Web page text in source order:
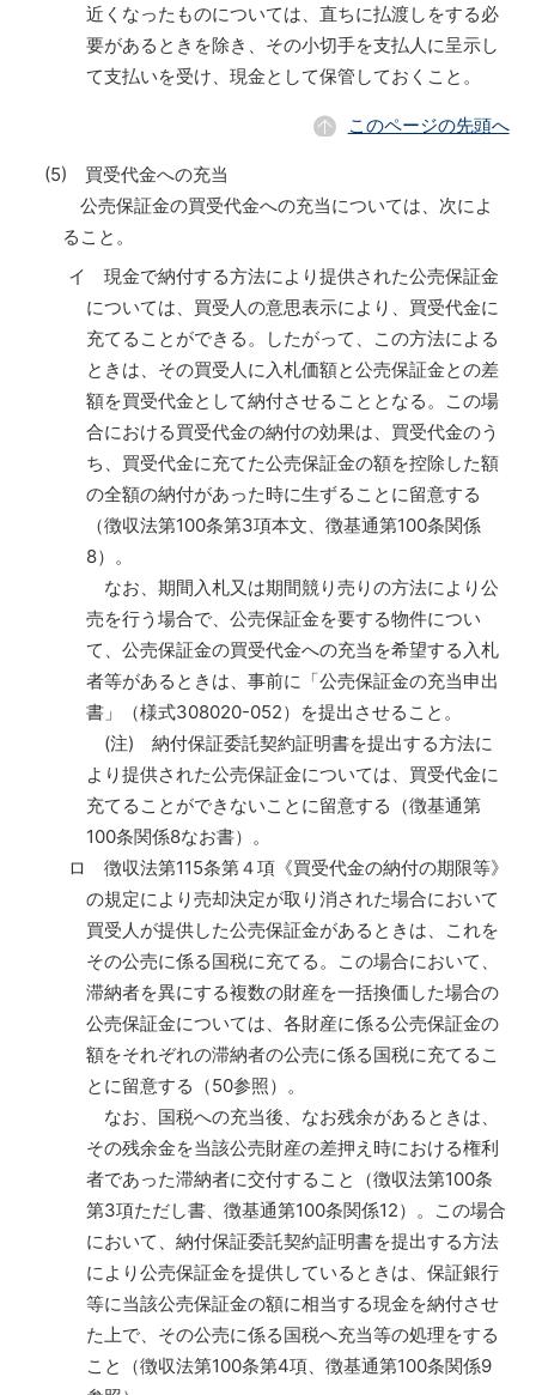
近くなったものについては、直ちに払渡しをする必
要があるときを除き、その小切手を支払人に呈示し
て支払いを受け、現金として保管しておくこと。
このページの先頭へ
(5) 買受代金への充当
公売保証金の買受代金への充当については、次によ
ること。
イ 現金で納付する方法により提供された公売保証金
については、買受人の意思表示により、買受代金に
充てることができる。したがって、この方法による
ときは、その買受人に入札価額と公売保証金との差
額を買受代金として納付させることとなる。この場
合における買受代金の納付の効果は、買受代金のう
ち、買受代金に充てた公売保証金の額を控除した額
の全額の納付があった時に生ずることに留意する
（徴収法第100条第3項本文、徴基通第100条関係
8）。
なお、期間入札又は期間競り売りの方法により公
売を行う場合で、公売保証金を要する物件につい
て、公売保証金の買受代金への充当を希望する入札
者等があるときは、事前に「公売保証金の充当申出
書」（様式308020-052）を提出させること。
(注) 納付保証委託契約証明書を提出する方法に
より提供された公売保証金については、買受代金に
充てることができないことに留意する（徴基通第
100条関係8なお書）。
ロ 徴収法第115条第４項《買受代金の納付の期限等》
の規定により売却決定が取り消された場合において
買受人が提供した公売保証金があるときは、これを
その公売に係る国税に充てる。この場合において、
滞納者を異にする複数の財産を一括換価した場合の
公売保証金については、各財産に係る公売保証金の
額をそれぞれの滞納者の公売に係る国税に充てるこ
とに留意する（50参照）。
なお、国税への充当後、なお残余があるときは、
その残余金を当該公売財産の差押え時における権利
者であった滞納者に交付すること（徴収法第100条
第3項ただし書、徴基通第100条関係12）。この場合
において、納付保証委託契約証明書を提出する方法
により公売保証金を提供しているときは、保証銀行
等に当該公売保証金の額に相当する現金を納付させ
た上で、その公売に係る国税へ充当等の処理をする
こと（徴収法第100条第4項、徴基通第100条関係9